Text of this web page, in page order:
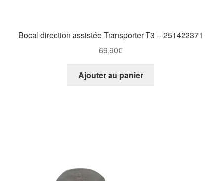
Bocal direction assistée Transporter T3 – 251422371
69,90€
Ajouter au panier